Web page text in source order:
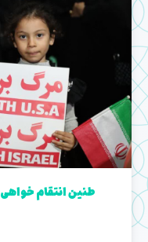
طنین انتقام